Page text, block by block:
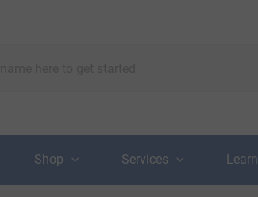
Shop Services Learn